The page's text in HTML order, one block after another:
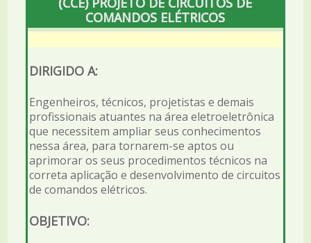
COMANDOS ELÉTRICOS
DIRIGIDO A:
Engenheiros, técnicos, projetistas e demais
profissionais atuantes na área eletroeletrônica
que necessitem ampliar seus conhecimentos
nessa área, para tornarem-se aptos ou
aprimorar os seus procedimentos técnicos na
correta aplicação e desenvolvimento de circuitos
de comandos elétricos.
OBJETIVO: